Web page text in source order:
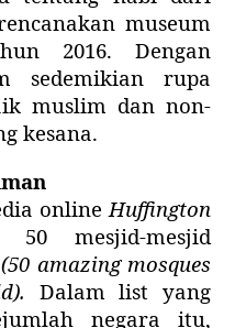
museum
2016. Dengan
sedemikian rupa
muslim dan non-
kesana.
onlineHuffington
mesjid-mesjid
(50 amazing mosques
Dalam list yang
negara itu,